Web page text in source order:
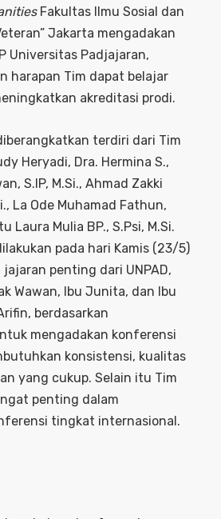
Fakultas Ilmu Sosial dan
Jakarta mengadakan
Universitas Padjajaran,
harapan Tim dapat belajar
akreditasi prodi.
terdiri dari Tim
Heryadi, Dra. Hermina S.,
S.IP, M.Si., Ahmad Zakki
La Ode Muhamad Fathun,
Laura Mulia BP., S.Psi, M.Si.
pada hari Kamis (23/5)
penting dari UNPAD,
Wawan, Ibu Junita, dan Ibu
berdasarkan
mengadakan konferensi
konsistensi, kualitas
yang cukup. Selain itu Tim
penting dalam
tingkat internasional.